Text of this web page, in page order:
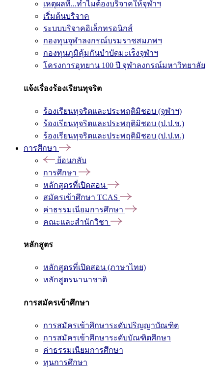
เหตุผลที่...ทำไมต้องบริจาคให้จุฬาฯ
เริ่มต้นบริจาค
ระบบบริจาคอิเล็กทรอนิกส์
กองทุนจุฬาลงกรณ์บรมราชสมภพฯ
กองทุนภูมิคุ้มกันบำบัดมะเร็งจุฬาฯ
โครงการอุทยาน 100 ปี จุฬาลงกรณ์มหาวิทยาลัย
แจ้งเรื่องร้องเรียนทุจริต
ร้องเรียนทุจริตและประพฤติมิชอบ (จุฬาฯ)
ร้องเรียนทุจริตและประพฤติมิชอบ (ป.ป.ช.)
ร้องเรียนทุจริตและประพฤติมิชอบ (ป.ป.ท.)
การศึกษา
ย้อนกลับ
การศึกษา
หลักสูตรที่เปิดสอน
สมัครเข้าศึกษา TCAS
ค่าธรรมเนียมการศึกษา
คณะและสำนักวิชา
หลักสูตร
หลักสูตรที่เปิดสอน (ภาษาไทย)
หลักสูตรนานาชาติ
การสมัครเข้าศึกษา
การสมัครเข้าศึกษาระดับปริญญาบัณฑิต
การสมัครเข้าศึกษาระดับบัณฑิตศึกษา
ค่าธรรมเนียมการศึกษา
ทุนการศึกษา